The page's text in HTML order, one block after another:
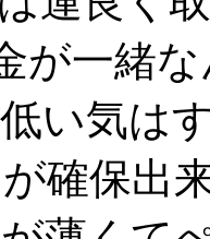
が一緒
い気は
確保出